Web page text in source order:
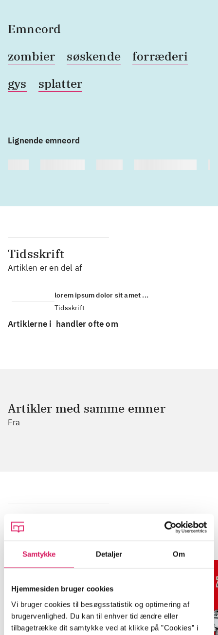
Samtykke Detaljer Om
Hjemmesiden bruger cookies
Vi bruger cookies til besøgsstatistik og optimering af
brugervenlighed. Du kan til enhver tid ændre eller
tilbagetrække dit samtykke ved at klikke på ”Cookies” i
Emneord
zombier
søskende
forræderi
gys
splatter
Lignende emneord
Tidsskrift
Artiklen er en del af
lorem ipsum dolor sit amet ...
Tidsskrift
Artiklerne i handler ofte om
Artikler med samme emner
Fra
Zombie-krigen